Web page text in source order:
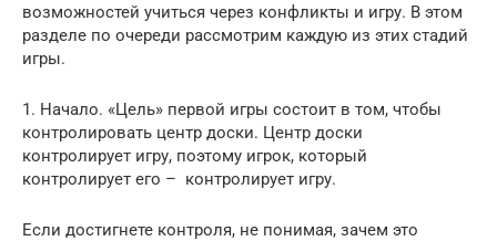
возможностей учиться через конфликты и игру. В этом
разделе по очереди рассмотрим каждую из этих стадий
игры.
1. Начало. «Цель» первой игры состоит в том, чтобы
контролировать центр доски. Центр доски
контролирует игру, поэтому игрок, который
контролирует его – контролирует игру.
Если достигнете контроля, не понимая, зачем это